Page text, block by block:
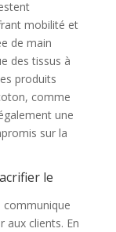
mobilité et
de main
des tissus à
produits
comme
une
sur la
le
communique
aux clients. En